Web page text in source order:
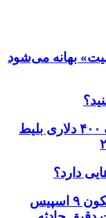
بهانه می‌شود
فرصت استثنایی: دریافت تخفیف ۴۰۰ دلاری بلیط
دارد؟
برخورد قطعه غیرفعال راکت فالکون ۹ اسپیس